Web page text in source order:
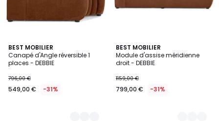
BEST MOBILIER
Canapé d'Angle réversible 1
places - DEBBIE
796,00 €
549,00 € -31%
8
Couleurs
BEST MOBILIER
Module d'assise méridienne
droit - DEBBIE
1159,00 €
799,00 € -31%
8
Couleurs